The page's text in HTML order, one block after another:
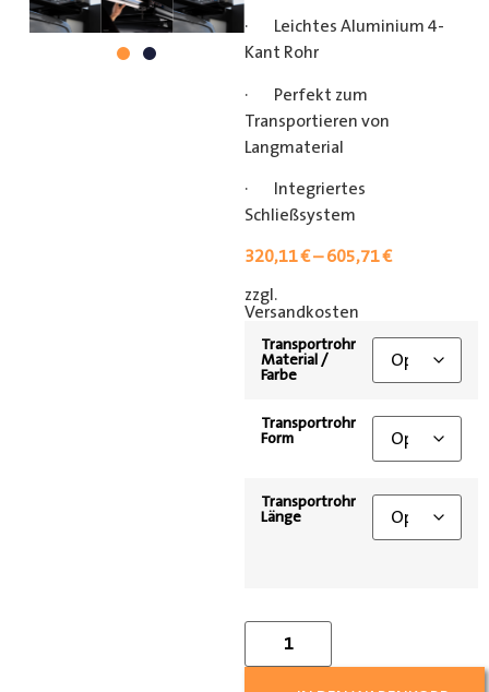
· Leichtes Aluminium 4-
Kant Rohr
· Perfekt zum
Transportieren von
Langmaterial
· Integriertes
Schließsystem
320,11€–605,71€
zzgl.
Versandkosten
Transportrohr
Material /
Farbe
Transportrohr
Form
Transportrohr
Länge